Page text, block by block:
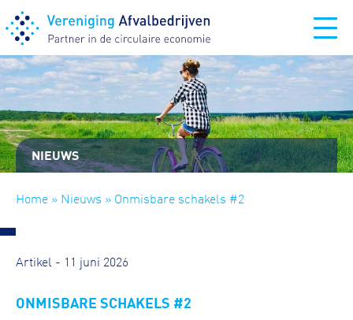
NIEUWS
Home » Nieuws » Onmisbare schakels #2
Artikel - 11 juni 2026
ONMISBARE SCHAKELS #2